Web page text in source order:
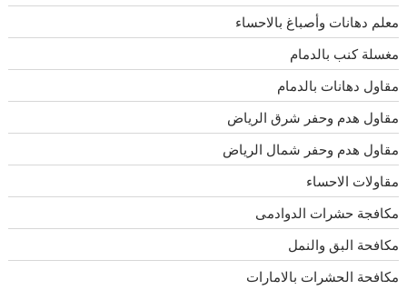
معلم دهانات وأصباغ بالاحساء
مغسلة كنب بالدمام
مقاول دهانات بالدمام
مقاول هدم وحفر شرق الرياض
مقاول هدم وحفر شمال الرياض
مقاولات الاحساء
مكافجة حشرات الدوادمى
مكافحة البق والنمل
مكافحة الحشرات بالامارات